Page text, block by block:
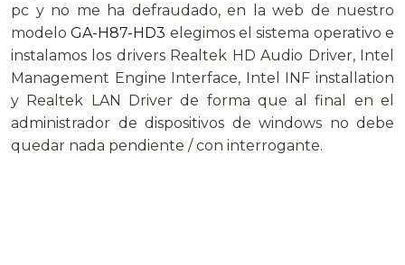
pc y no me ha defraudado, en la web de nuestro
modeloGA-H87-HD3 elegimos el sistema operativo e
instalamos los drivers Realtek HD Audio Driver, Intel
Management Engine Interface, Intel INF installation
y Realtek LAN Driver de forma que al final en el
administrador de dispositivos de windows no debe
quedar nada pendiente / con interrogante.